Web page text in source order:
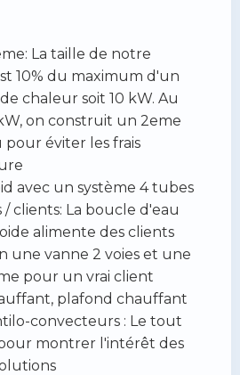
La taille de notre
10% du maximum d'un
chaleur soit 10 kW. Au
on construit un 2eme
pour éviter les frais
avec un système 4 tubes
clients: La boucle d'eau
alimente des clients
une vanne 2 voies et une
pour un vrai client
plafond chauffant
convecteurs : Le tout
montrer l'intérêt des